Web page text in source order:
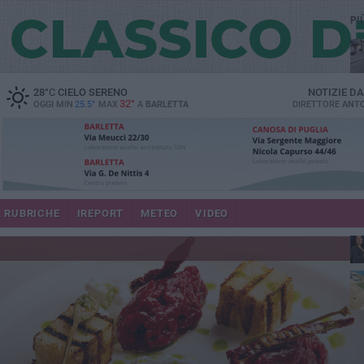
28°CCIELO SERENO
OGGI MIN 25.5° MAX 32° A BARLETTA
NOTIZIE
DIRETTORE
RUBRICHE IREPORT METEO VIDEO